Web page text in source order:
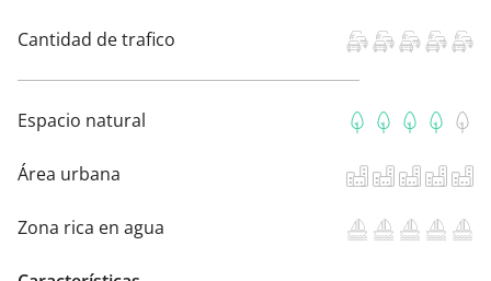
Cantidad de trafico
Espacio natural
Área urbana
Zona rica en agua